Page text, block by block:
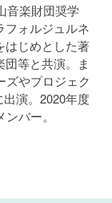
音楽財団奨学
フォルジュルネ
はじめとした著
等と共演。ま
ズやプロジェク
演。2020年度
バー。